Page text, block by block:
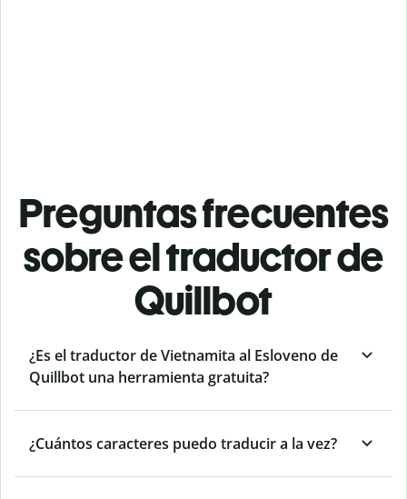
Preguntas frecuentes
sobre el traductor de
Quillbot
¿Es el traductor de Vietnamita al Esloveno de
Quillbot una herramienta gratuita?
¿Cuántos caracteres puedo traducir a la vez?